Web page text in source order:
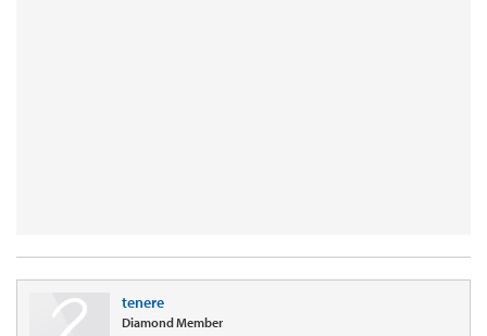
tenere
Diamond Member